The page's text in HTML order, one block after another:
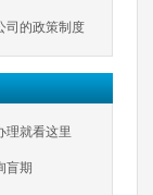
司的政策制度
理就看这里
盲期